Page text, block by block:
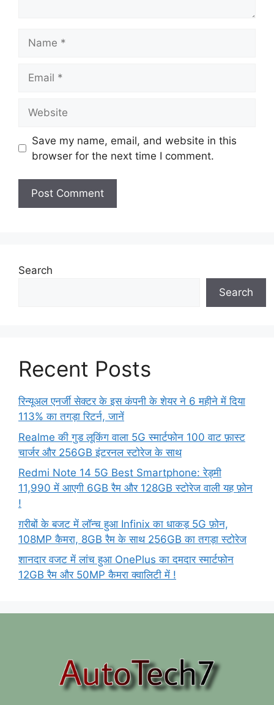
Save my name, email, and website in this
browser for the next time I comment.
Search
Search
Recent Posts
रिन्यूअल एनर्जी सेक्टर के इस कंपनी के शेयर ने 6 महीने में दिया
113% का तगड़ा रिटर्न, जानें
Realme की गुड लूकिंग वाला 5G स्मार्टफोन 100 वाट फ़ास्ट
चार्जर और 256GB इंटरनल स्टोरेज के साथ
Redmi Note 14 5G Best Smartphone: रेड्मी
11,990 में आएगी 6GB रैम और 128GB स्टोरेज वाली यह फ़ोन
!
ग़रीबों के बजट में लॉन्च हुआ Infinix का धाकड़ 5G फ़ोन,
108MP कैमरा, 8GB रैम के साथ 256GB का तगड़ा स्टोरेज
शानदार वजट में लांच हुआ OnePlus का दमदार स्मार्टफोन
12GB रैम और 50MP कैमरा क्वालिटी में !